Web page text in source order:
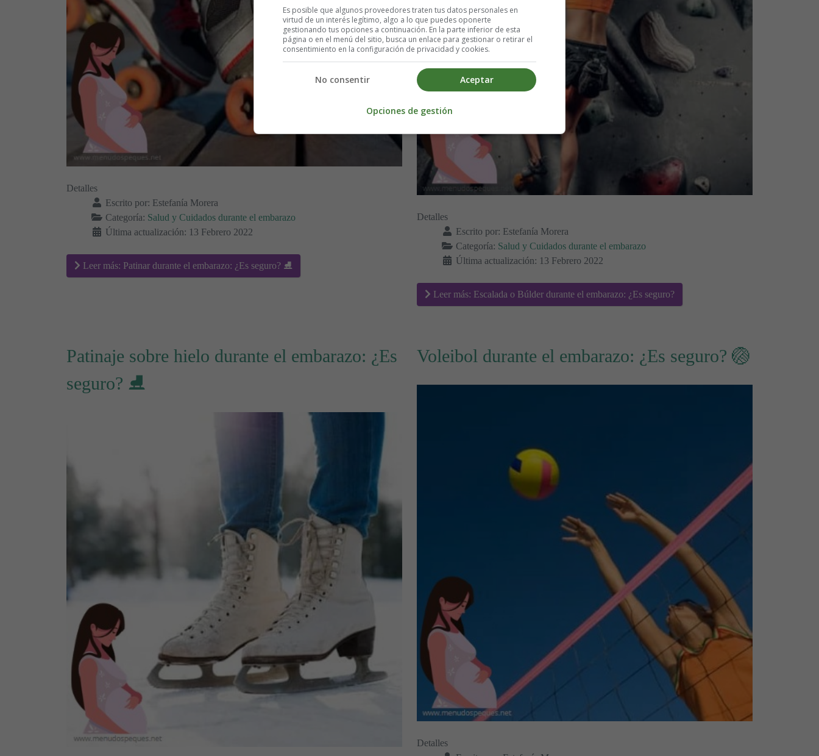
Detalles
Escrito por: Estefanía Morera
Categoría: Salud y Cuidados durante el embarazo
Última actualización: 13 Febrero 2022
Leer más: Patinar durante el embarazo: ¿Es seguro? ⛸
Detalles
Escrito por: Estefanía Morera
Categoría: Salud y Cuidados durante el embarazo
Última actualización: 13 Febrero 2022
Leer más: Escalada o Búlder durante el embarazo: ¿Es seguro?
Patinaje sobre hielo durante el embarazo: ¿Es
seguro? ⛸
Voleibol durante el embarazo: ¿Es seguro? 🏐
Detalles
Es posible que algunos proveedores traten tus datos personales en
virtud de un interés legítimo, algo a lo que puedes oponerte
gestionando tus opciones a continuación. En la parte inferior de esta
página o en el menú del sitio, busca un enlace para gestionar o retirar el
consentimiento en la configuración de privacidad y cookies.
Aceptar
No consentir
Opciones de gestión